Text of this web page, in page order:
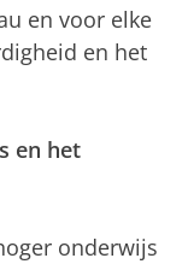
en voor elke
en het
en het
onderwijs